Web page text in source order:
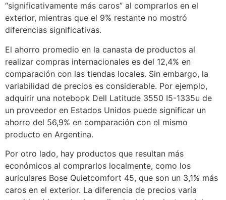
“significativamente más caros” al comprarlos en el
exterior, mientras que el 9% restante no mostró
diferencias significativas.
El ahorro promedio en la canasta de productos al
realizar compras internacionales es del 12,4% en
comparación con las tiendas locales. Sin embargo, la
variabilidad de precios es considerable. Por ejemplo,
adquirir una notebook Dell Latitude 3550 I5-1335u de
un proveedor en Estados Unidos puede significar un
ahorro del 56,9% en comparación con el mismo
producto en Argentina.
Por otro lado, hay productos que resultan más
económicos al comprarlos localmente, como los
auriculares Bose Quietcomfort 45, que son un 3,1% más
caros en el exterior. La diferencia de precios varía